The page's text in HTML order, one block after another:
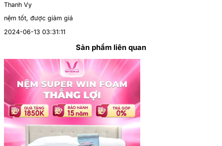
Thanh Vy
nệm tốt, được giảm giá
2024-06-13 03:31:11
Sản phẩm liên quan